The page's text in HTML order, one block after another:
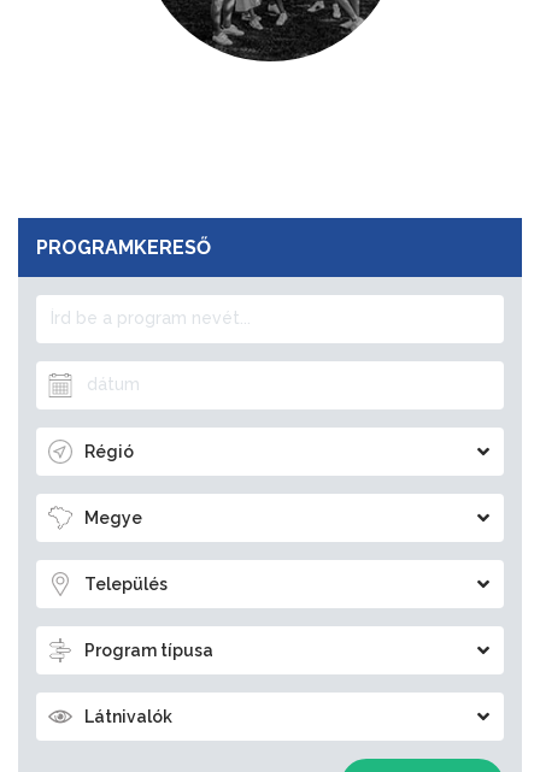
PROGRAMKERESŐ
Régió
Megye
Település
Program típusa
Látnivalók